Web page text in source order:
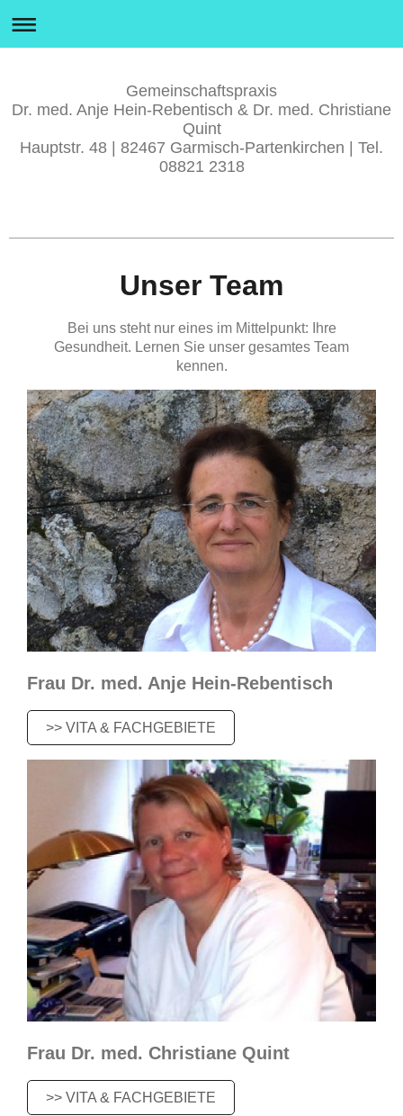
Gemeinschaftspraxis
Dr. med. Anje Hein-Rebentisch & Dr. med. Christiane
Quint
Hauptstr. 48 | 82467 Garmisch-Partenkirchen | Tel.
08821 2318
Unser Team
Bei uns steht nur eines im Mittelpunkt: Ihre
Gesundheit. Lernen Sie unser gesamtes Team
kennen.
Frau Dr. med. Anje Hein-Rebentisch​
>> VITA & FACHGEBIETE
Frau Dr. med. Christiane Quint
>> VITA & FACHGEBIETE